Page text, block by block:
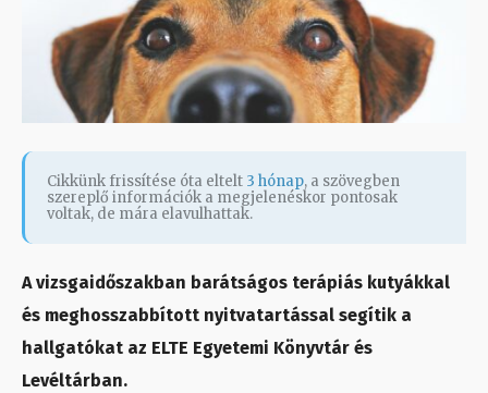
Cikkünk frissítése óta eltelt 3 hónap, a szövegben
szereplő információk a megjelenéskor pontosak
voltak, de mára elavulhattak.
A vizsgaidőszakban barátságos terápiás kutyákkal
és meghosszabbított nyitvatartással segítik a
hallgatókat az ELTE Egyetemi Könyvtár és
Levéltárban.